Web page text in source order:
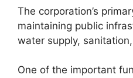
The corporation’s
maintaining public
water supply,
One of the important